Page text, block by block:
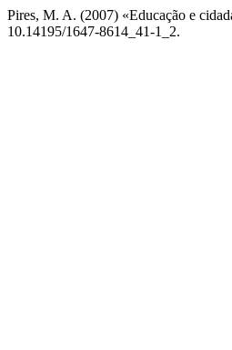
Pires, M. A. (2007) «Educação e
10.14195/1647-8614_41-1_2.